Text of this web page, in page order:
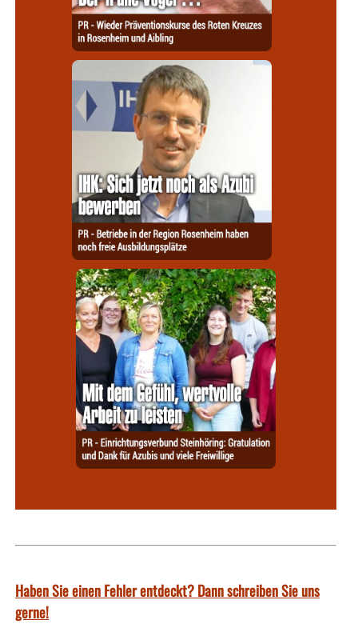
Haben Sie einen Fehler entdeckt? Dann schreiben Sie uns
gerne!